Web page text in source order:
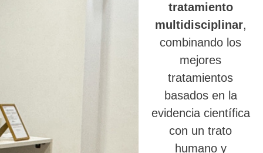
tratamiento
multidisciplinar,
combinando los
mejores
tratamientos
basados en la
evidencia científica
con un trato
humano y